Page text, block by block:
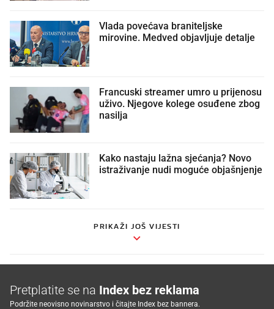
Vlada povećava braniteljske
mirovine. Medved objavljuje detalje
Francuski streamer umro u prijenosu
uživo. Njegove kolege osuđene zbog
nasilja
Kako nastaju lažna sjećanja? Novo
istraživanje nudi moguće objašnjenje
PRIKAŽI JOŠ VIJESTI
Pretplatite se na Index bez reklama
Podržite neovisno novinarstvo i čitajte Index bez bannera.